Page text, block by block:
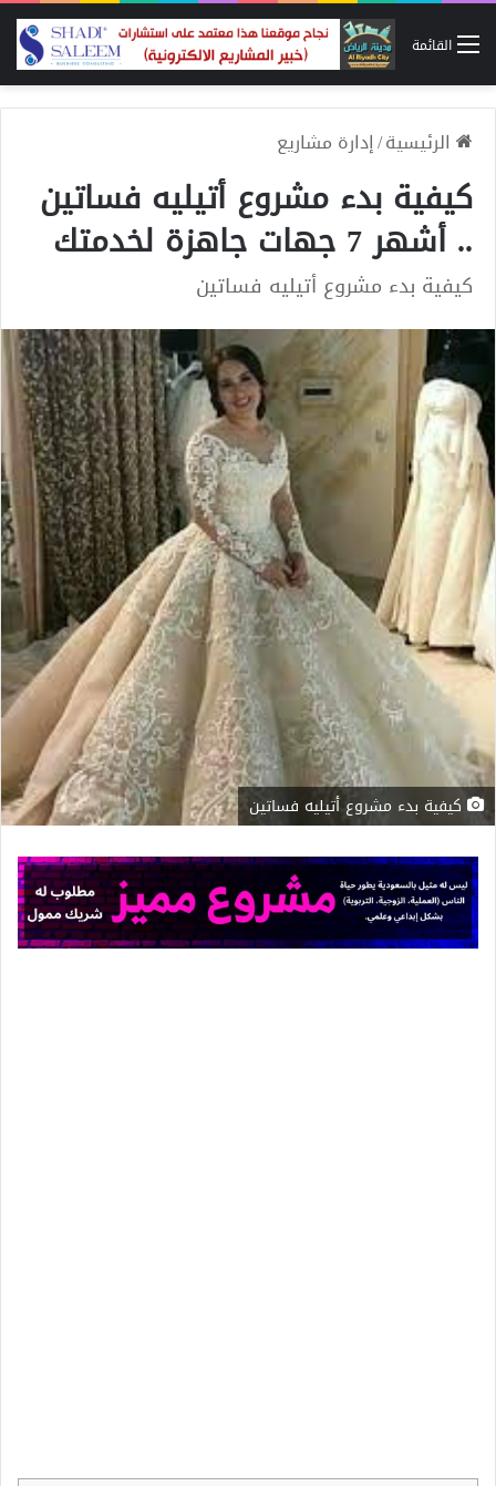
القائمة
الرئيسية/إدارة مشاريع
كيفية بدء مشروع أتيليه فساتين
.. أشهر 7 جهات جاهزة لخدمتك
كيفية بدء مشروع أتيليه فساتين
كيفية بدء مشروع أتيليه فساتين